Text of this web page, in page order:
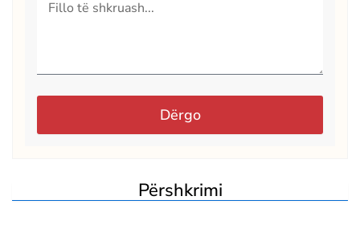
Dërgo
Përshkrimi